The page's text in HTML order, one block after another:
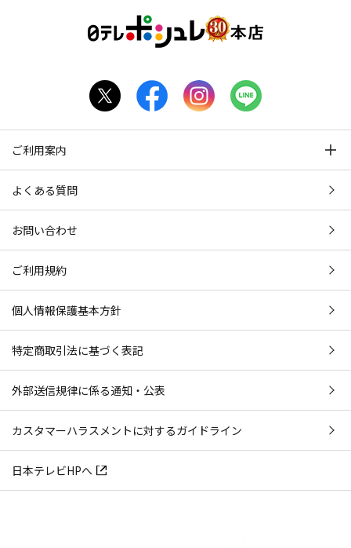
ご利用案内
よくある質問
お問い合わせ
ご利用規約
個人情報保護基本方針
特定商取引法に基づく表記
外部送信規律に係る通知・公表
カスタマーハラスメントに対するガイドライン
日本テレビHPへ